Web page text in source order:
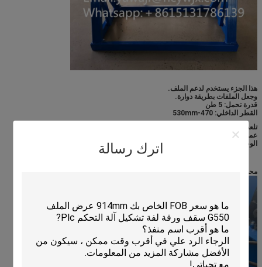
اترك رسالة
هذا الجزء يستخدم لدعم الملف.
وجعل الملفات بطريقة دوارة.
قدرة تحمل: 5 طن
القطر الداخلي: 470-530mm
تلعب أجهزة إطلاق الملفات دوراً لا غنى عنه في عملية إنتاج مطابعات البلاط. في
عملية إنتاج مطابعات البلاط ، عادة ما يتم توفير الألواح المعدنية في شكل ملفات ،و
الوظيفة الرئيسية للفاحشة هي لفتح هذه الأوراق المعدنية الملفوفة بإحكام.
محطة مضخة هيدروليكية